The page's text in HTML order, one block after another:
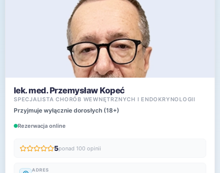
lek. med. Przemysław Kopeć
SPECJALISTA CHORÓB WEWNĘTRZNYCH I ENDOKRYNOLOGII
Przyjmuje wyłącznie dorosłych (18+)
Rezerwacja online
5ponad 100 opinii
ADRES